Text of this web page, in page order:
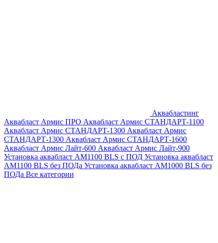
Аквабластинг
Аквабласт Армис ПРО Аквабласт Армис СТАНДАРТ-1100
Аквабласт Армис СТАНДАРТ-1300 Аквабласт Армис
СТАНДАРТ-1300 Аквабласт Армис СТАНДАРТ-1600
Аквабласт Армис Лайт-600 Аквабласт Армис Лайт-900
Установка аквабласт AM1100 BLS с ПОД Установка аквабласт
AM1100 BLS без ПОДа Установка аквабласт AM1000 BLS без
ПОДа Все категории